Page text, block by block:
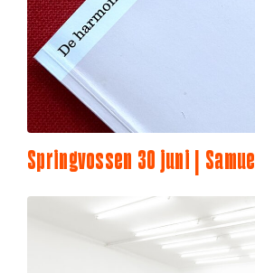
Springvossen 30 juni |